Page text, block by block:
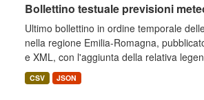
Bollettino testuale previsioni
Ultimo bollettino in ordine temporale
nella regione Emilia-Romagna,
e XML, con l'aggiunta della relativa
CSV JSON